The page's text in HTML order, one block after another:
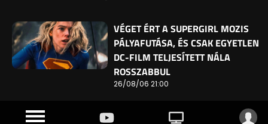
VÉGET ÉRT A SUPERGIRL MOZIS
PÁLYAFUTÁSA, ÉS CSAK EGYETLEN
DC-FILM TELJESÍTETT NÁLA
ROSSZABBUL
26/08/06 21:00